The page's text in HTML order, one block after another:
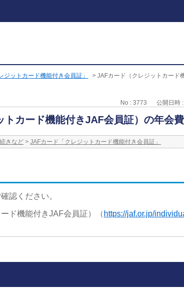
ジットカード機能付き会員証」 > JAFカード（クレジットカード
No : 3773 公開日時
カード機能付きJAF会員証）の年会
きなど > JAFカード「クレジットカード機能付き会員証」
認ください。
ド機能付きJAF会員証）（ https://jaf.or.jp/